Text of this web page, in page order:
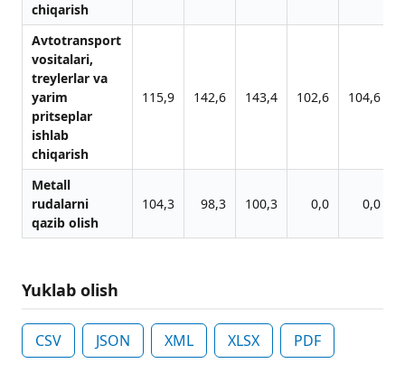
chiqarish
Avtotransport
vositalari,
treylerlar va
yarim
pritseplar
ishlab
chiqarish
115,9 142,6 143,4 102,6 104,6
Metall
rudalarni
qazib olish
104,3 98,3 100,3 0,0 0,0
Yuklab olish
CSV JSON XML XLSX PDF